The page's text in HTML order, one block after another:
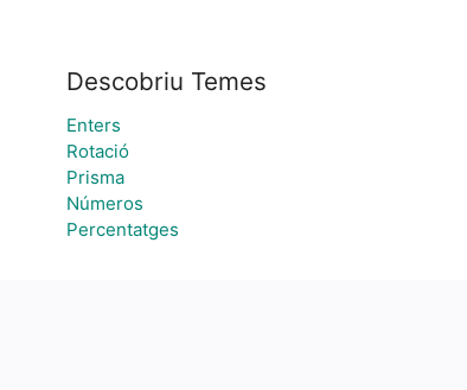
Descobriu Temes
Enters
Rotació
Prisma
Números
Percentatges